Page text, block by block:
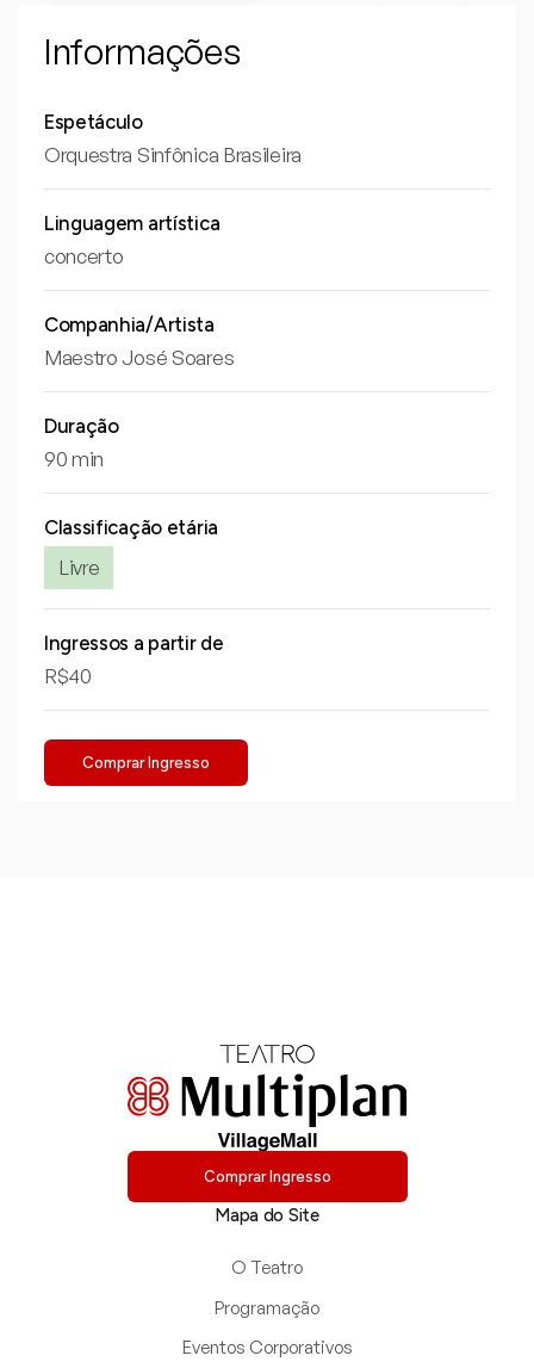
Informações
Espetáculo
Orquestra Sinfônica Brasileira
Linguagem artística
concerto
Companhia/Artista
Maestro José Soares
Duração
90 min
Classificação etária
Livre
Ingressos a partir de
R$40
Comprar Ingresso
Comprar Ingresso
Mapa do Site
O Teatro
Programação
Eventos Corporativos